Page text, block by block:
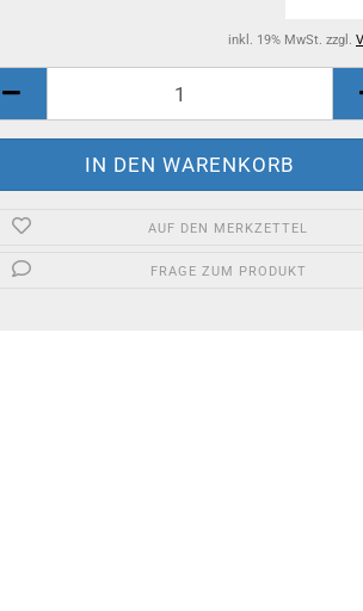
inkl. 19% MwSt. zzgl.
AUF DEN MERKZETTEL
FRAGE ZUM PRODUKT